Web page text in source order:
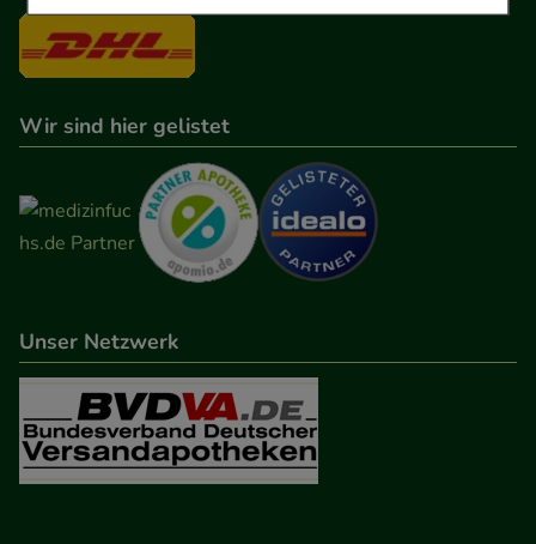
Einkaufserlebnis noch ansprechender zu gestalten,
beispielsweise für die Wiedererkennung des
Besuchers oder unsere Seite an bevorzugte
Verhaltensweisen (z.B. Spracheinstellung)
anzupassen. Komfort-Cookies ermöglichen es uns
auch auf Ihre Bedürfnisse zugeschrittene Inhalte
anzuzeigen und unser Partnerprogramm zu
betreiben.
Informationen über die Art und Weise der Nutzung
unserer Website sammeln, mit deren Hilfe wir
unsere Website weiter für Sie optimieren können,
den Inhalt auf unserer Website aber auch die
Werbung auf Drittseiten möglichst relevant für Sie
Wir sind hier gelistet
Unser Netzwerk